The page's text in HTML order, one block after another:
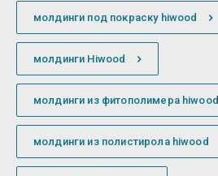
молдинги под покраску hiwood
молдинги Hiwood
молдинги из фитополимера hiwood
молдинги из полистирола hiwood